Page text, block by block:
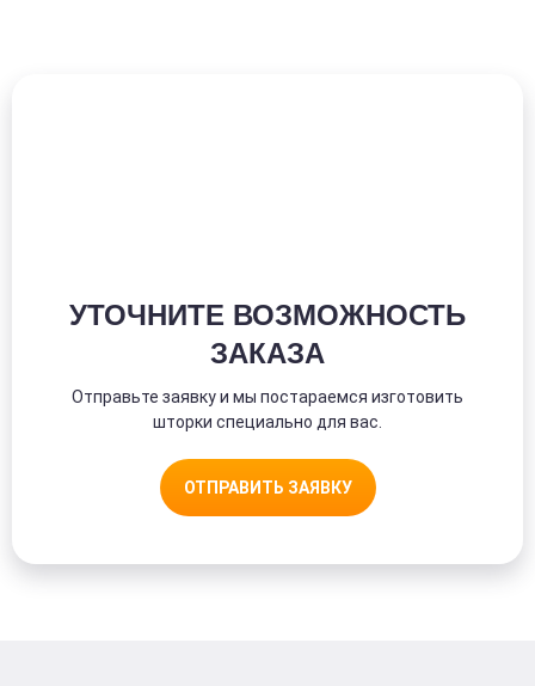
УТОЧНИТЕ ВОЗМОЖНОСТЬ
ЗАКАЗА
Отправьте заявку и мы постараемся изготовить
шторки специально для вас.
ОТПРАВИТЬ ЗАЯВКУ